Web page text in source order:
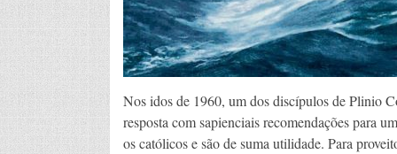
Nos idos de 1960, um dos discípulos de Plinio
resposta com sapienciais recomendações para
os católicos e são de suma utilidade. Para